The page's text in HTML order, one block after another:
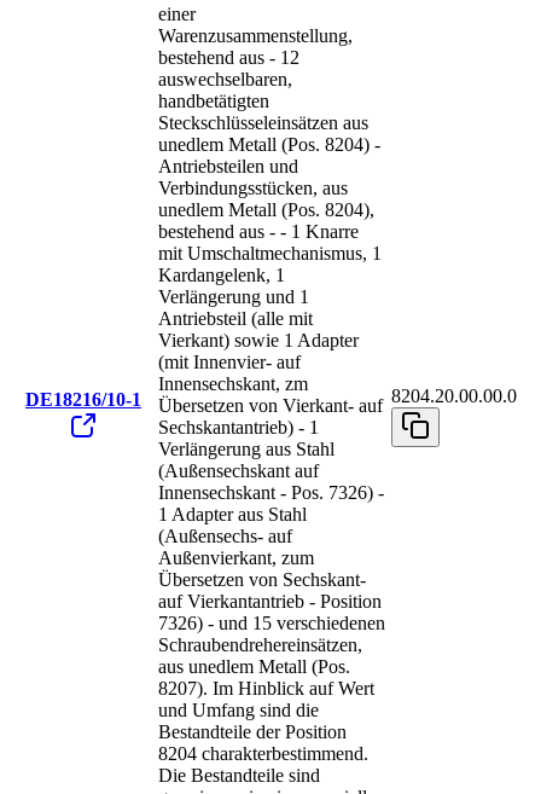
DE18216/10-1
einer
Warenzusammenstellung,
bestehend aus - 12
auswechselbaren,
handbetätigten
Steckschlüsseleinsätzen aus
unedlem Metall (Pos. 8204) -
Antriebsteilen und
Verbindungsstücken, aus
unedlem Metall (Pos. 8204),
bestehend aus - - 1 Knarre
mit Umschaltmechanismus, 1
Kardangelenk, 1
Verlängerung und 1
Antriebsteil (alle mit
Vierkant) sowie 1 Adapter
(mit Innenvier- auf
Innensechskant, zm
Übersetzen von Vierkant- auf
Sechskantantrieb) - 1
Verlängerung aus Stahl
(Außensechskant auf
Innensechskant - Pos. 7326) -
1 Adapter aus Stahl
(Außensechs- auf
Außenvierkant, zum
Übersetzen von Sechskant-
auf Vierkantantrieb - Position
7326) - und 15 verschiedenen
Schraubendrehereinsätzen,
aus unedlem Metall (Pos.
8207). Im Hinblick auf Wert
und Umfang sind die
Bestandteile der Position
8204 charakterbestimmend.
Die Bestandteile sind
8204.20.00.00.0